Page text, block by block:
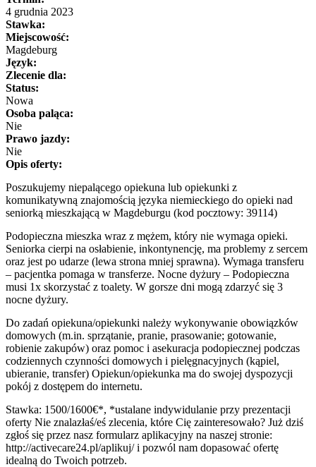
4 grudnia 2023
Stawka:
Miejscowość:
Magdeburg
Język:
Zlecenie dla:
Status:
Nowa
Osoba paląca:
Nie
Prawo jazdy:
Nie
Opis oferty:
Poszukujemy niepalącego opiekuna lub opiekunki z
komunikatywną znajomością języka niemieckiego do opieki nad
seniorką mieszkającą w Magdeburgu (kod pocztowy: 39114)
Podopieczna mieszka wraz z mężem, który nie wymaga opieki.
Seniorka cierpi na osłabienie, inkontynencję, ma problemy z sercem
oraz jest po udarze (lewa strona mniej sprawna). Wymaga transferu
– pacjentka pomaga w transferze. Nocne dyżury – Podopieczna
musi 1x skorzystać z toalety. W gorsze dni mogą zdarzyć się 3
nocne dyżury.
Do zadań opiekuna/opiekunki należy wykonywanie obowiązków
domowych (m.in. sprzątanie, pranie, prasowanie; gotowanie,
robienie zakupów) oraz pomoc i asekuracja podopiecznej podczas
codziennych czynności domowych i pielęgnacyjnych (kąpiel,
ubieranie, transfer) Opiekun/opiekunka ma do swojej dyspozycji
pokój z dostępem do internetu.
Stawka: 1500/1600€*, *ustalane indywidulanie przy prezentacji
oferty Nie znalazłaś/eś zlecenia, które Cię zainteresowało? Już dziś
zgłoś się przez nasz formularz aplikacyjny na naszej stronie:
http://activecare24.pl/aplikuj/ i pozwól nam dopasować ofertę
idealną do Twoich potrzeb.